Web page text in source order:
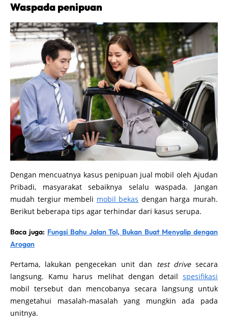
Waspada penipuan
Dengan mencuatnya kasus penipuan jual mobil oleh Ajudan
Pribadi, masyarakat sebaiknya selalu waspada. Jangan
mudah tergiur membeli mobil bekas dengan harga murah.
Berikut beberapa tips agar terhindar dari kasus serupa.
Baca juga: Fungsi Bahu Jalan Tol, Bukan Buat Menyalip dengan
Arogan
Pertama, lakukan pengecekan unit dan test drivesecara
langsung. Kamu harus melihat dengan detail spesifikasi
mobil tersebut dan mencobanya secara langsung untuk
mengetahui masalah-masalah yang mungkin ada pada
unitnya.